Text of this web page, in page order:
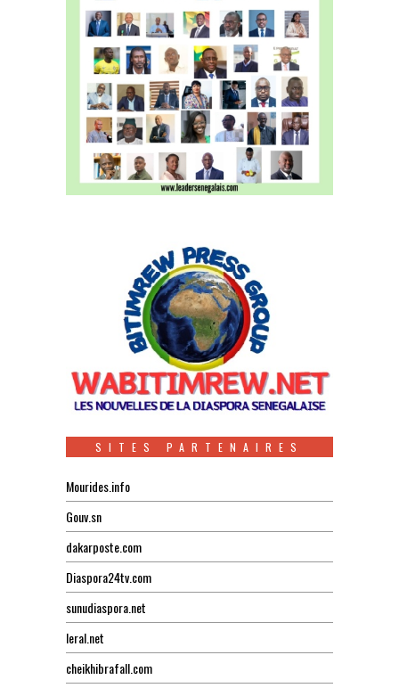
SITES PARTENAIRES
Mourides.info
Gouv.sn
dakarposte.com
Diaspora24tv.com
sunudiaspora.net
leral.net
cheikhibrafall.com